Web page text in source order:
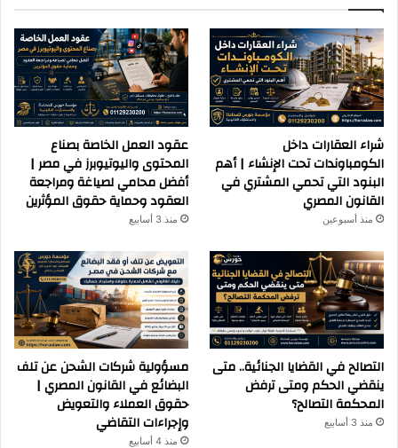
شراء العقارات داخل
الكومباوندات تحت الإنشاء | أهم
البنود التي تحمي المشتري في
القانون المصري
منذ أسبوعين
عقود العمل الخاصة بصناع
المحتوى واليوتيوبرز في مصر |
أفضل محامي لصياغة ومراجعة
العقود وحماية حقوق المؤثرين
منذ 3 أسابيع
التصالح في القضايا الجنائية.. متى
ينقضي الحكم ومتى ترفض
المحكمة التصالح؟
منذ 3 أسابيع
مسؤولية شركات الشحن عن تلف
البضائع في القانون المصري |
حقوق العملاء والتعويض
وإجراءات التقاضي
منذ 4 أسابيع